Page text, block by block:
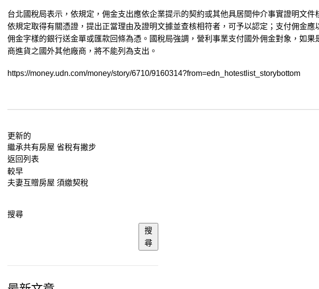
台北國稅局表示，依規定，佣金支出應依企業提示的契約或其他具居間仲介事實證明文
依規定取得有關憑證，提出正當理由及證明文據並查核相符者，可予以認定；支付佣金
佣金字樣的銀行送金單或匯款回條為憑。國稅局強調，營利事業支付國外佣金對象，如
商進貨之國外其他廠商，將不能列為支出。
https://money.udn.com/money/story/6710/9160314?from=edn_hotestlist_storybottom
更新的
繼承共有房屋 省稅有撇步
返回列表
較早
夫妻互贈房屋 須繳契稅
搜尋
搜
尋